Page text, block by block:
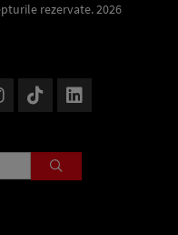
rezervate. 2026